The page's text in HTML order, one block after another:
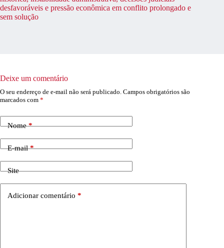
desfavoráveis e pressão econômica em conflito prolongado e
sem solução
Deixe um comentário
O seu endereço de e-mail não será publicado. Campos obrigatórios são
marcados com *
Nome*
E-mail*
Site
Adicionar comentário *